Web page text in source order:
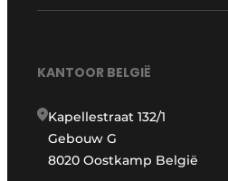
KANTOOR BELGIË
Kapellestraat 132/1
Gebouw G
8020 Oostkamp België